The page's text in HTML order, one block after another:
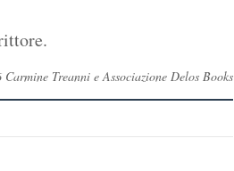
Treanni e Associazione Delos Books